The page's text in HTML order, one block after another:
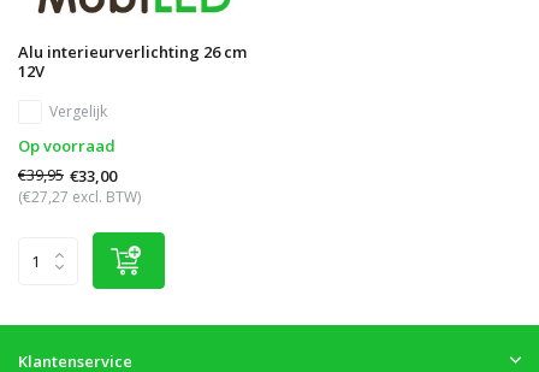
Alu interieurverlichting 26 cm
12V
Vergelijk
Op voorraad
€39,95 €33,00
(€27,27 excl. BTW)
Klantenservice